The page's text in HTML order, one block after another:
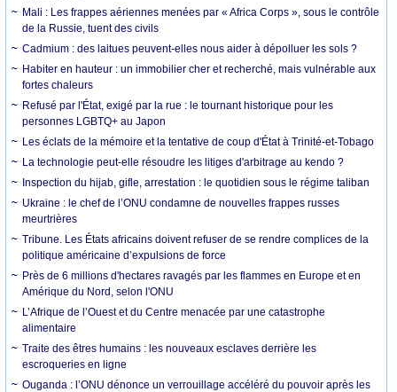
Mali : Les frappes aériennes menées par « Africa Corps », sous le contrôle
de la Russie, tuent des civils
Cadmium : des laitues peuvent-elles nous aider à dépolluer les sols ?
Habiter en hauteur : un immobilier cher et recherché, mais vulnérable aux
fortes chaleurs
Refusé par l'État, exigé par la rue : le tournant historique pour les
personnes LGBTQ+ au Japon
Les éclats de la mémoire et la tentative de coup d'État à Trinité-et-Tobago
La technologie peut-elle résoudre les litiges d'arbitrage au kendo ?
Inspection du hijab, gifle, arrestation : le quotidien sous le régime taliban
Ukraine : le chef de l’ONU condamne de nouvelles frappes russes
meurtrières
Tribune. Les États africains doivent refuser de se rendre complices de la
politique américaine d’expulsions de force
Près de 6 millions d'hectares ravagés par les flammes en Europe et en
Amérique du Nord, selon l'ONU
L’Afrique de l’Ouest et du Centre menacée par une catastrophe
alimentaire
Traite des êtres humains : les nouveaux esclaves derrière les
escroqueries en ligne
Ouganda : l’ONU dénonce un verrouillage accéléré du pouvoir après les